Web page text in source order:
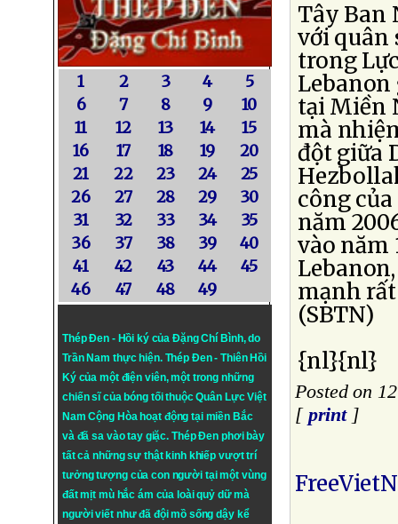
1 2 3 4
5
6
7 8 9
10
11
12 13 14
15
16
17 18 19
20
21
22 23 24
25
26
27 28 29
30
31
32 33 34
35
36
37 38 39
40
41
42 43 44
45
46
47 48 49
Thép Đen - Hồi ký của Đặng Chí Bình, do
Trần Nam thực hiện. Thép Đen- Thiên Hồi
Ký của một điện viên, một trong những
chiến sĩ của bóng tối thuộc Quân Lực Việt
Nam Cộng Hòa hoạt động tại miền Bắc
và đã sa vào tay giặc. Thép Đen phơi bày
tất cả những sự thật kinh khiếp vượt trí
tưởng tượng của con người tại một vùng
đất mịt mù hắc ám của loài quỷ dữ mà
người viết như đã đội mồ sống dậy kể
Tây Ban
với quân
trong
tại Miền
mà
đột giữa
công
năm
vào năm
mạnh
(SBTN)
{nl}{nl}
Posted on
[ print]